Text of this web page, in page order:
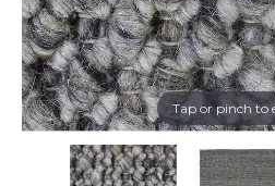
Tap or pinch to